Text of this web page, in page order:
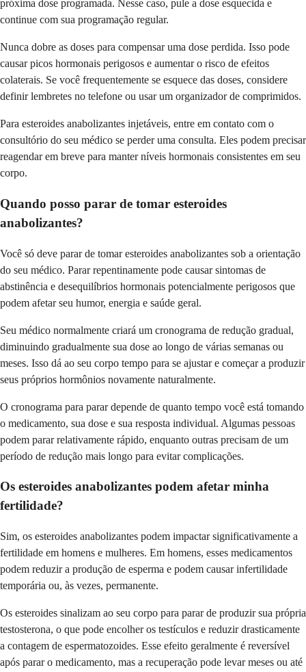
próxima dose programada. Nesse caso, pule a dose esquecida e
continue com sua programação regular.
Nunca dobre as doses para compensar uma dose perdida. Isso pode
causar picos hormonais perigosos e aumentar o risco de efeitos
colaterais. Se você frequentemente se esquece das doses, considere
definir lembretes no telefone ou usar um organizador de comprimidos.
Para esteroides anabolizantes injetáveis, entre em contato com o
consultório do seu médico se perder uma consulta. Eles podem precisar
reagendar em breve para manter níveis hormonais consistentes em seu
corpo.
Quando posso parar de tomar esteroides
anabolizantes?
Você só deve parar de tomar esteroides anabolizantes sob a orientação
do seu médico. Parar repentinamente pode causar sintomas de
abstinência e desequilíbrios hormonais potencialmente perigosos que
podem afetar seu humor, energia e saúde geral.
Seu médico normalmente criará um cronograma de redução gradual,
diminuindo gradualmente sua dose ao longo de várias semanas ou
meses. Isso dá ao seu corpo tempo para se ajustar e começar a produzir
seus próprios hormônios novamente naturalmente.
O cronograma para parar depende de quanto tempo você está tomando
o medicamento, sua dose e sua resposta individual. Algumas pessoas
podem parar relativamente rápido, enquanto outras precisam de um
período de redução mais longo para evitar complicações.
Os esteroides anabolizantes podem afetar minha
fertilidade?
Sim, os esteroides anabolizantes podem impactar significativamente a
fertilidade em homens e mulheres. Em homens, esses medicamentos
podem reduzir a produção de esperma e podem causar infertilidade
temporária ou, às vezes, permanente.
Os esteroides sinalizam ao seu corpo para parar de produzir sua própria
testosterona, o que pode encolher os testículos e reduzir drasticamente
a contagem de espermatozoides. Esse efeito geralmente é reversível
após parar o medicamento, mas a recuperação pode levar meses ou até